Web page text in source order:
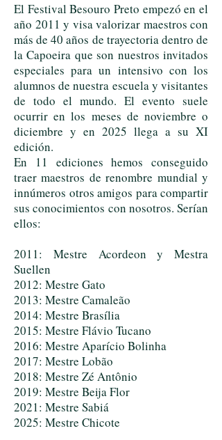
El Festival Besouro Preto empezó en el
año 2011 y visa valorizar maestros con
más de 40 años de trayectoria dentro de
la Capoeira que son nuestros invitados
especiales para un intensivo con los
alumnos de nuestra escuela y visitantes
de todo el mundo. El evento suele
ocurrir en los meses de noviembre o
diciembre y en 2025 llega a su XI
edición.
En 11 ediciones hemos conseguido
traer maestros de renombre mundial y
innúmeros otros amigos para compartir
sus conocimientos con nosotros. Serían
ellos:
2011: Mestre Acordeon y Mestra
Suellen
2012: Mestre Gato
2013: Mestre Camaleão
2014: Mestre Brasília
2015: Mestre Flávio Tucano
2016: Mestre Aparício Bolinha
2017: Mestre Lobão
2018: Mestre Zé Antônio
2019: Mestre Beija Flor
2021: Mestre Sabiá
2025: Mestre Chicote